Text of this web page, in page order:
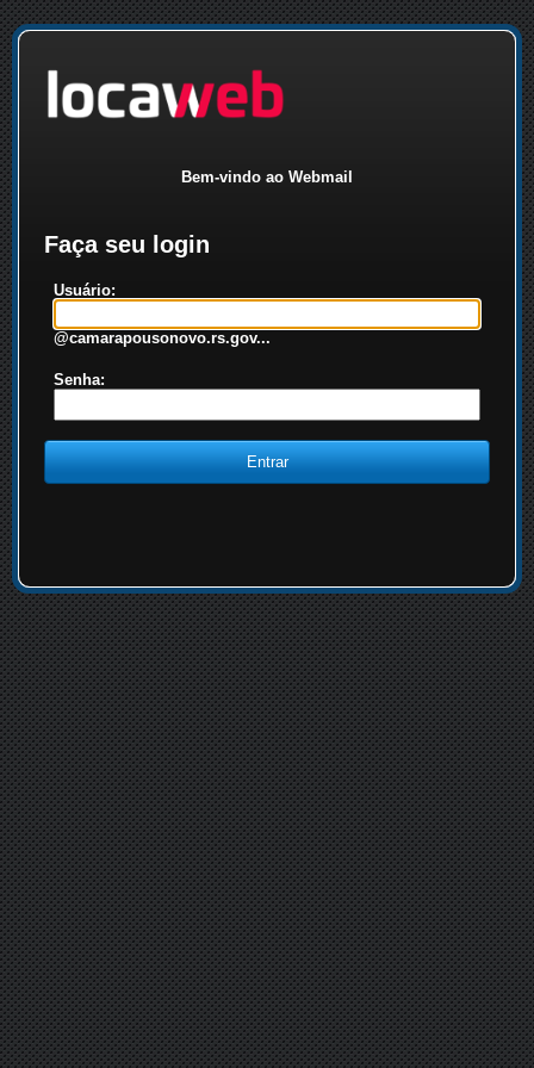
Bem-vindo ao Webmail
Faça seu login
Usuário:
@camarapousonovo.rs.gov...
Senha: